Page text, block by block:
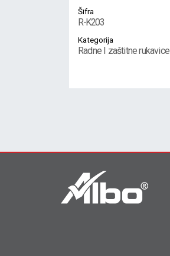
Šifra
R-K203
Kategorija
Radne I zaštitne rukavice